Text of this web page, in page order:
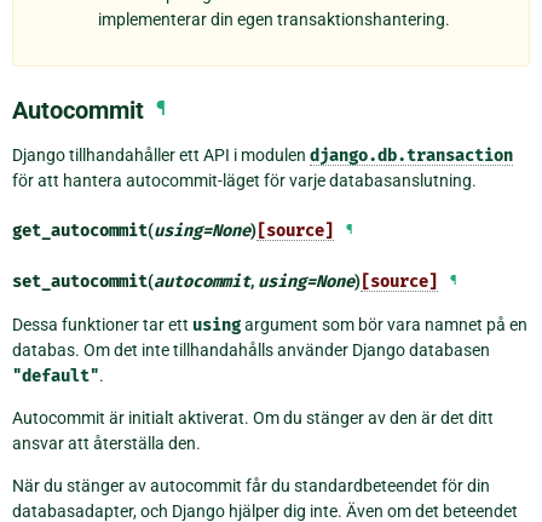
implementerar din egen transaktionshantering.
Autocommit ¶
Django tillhandahåller ett API i modulen django.db.transaction
för att hantera autocommit-läget för varje databasanslutning.
get_autocommit(using=None) [source] ¶
set_autocommit(autocommit, using=None) [source] ¶
Dessa funktioner tar ett usingargument som bör vara namnet på en
databas. Om det inte tillhandahålls använder Django databasen
"default".
Autocommit är initialt aktiverat. Om du stänger av den är det ditt
ansvar att återställa den.
När du stänger av autocommit får du standardbeteendet för din
databasadapter, och Django hjälper dig inte. Även om det beteendet